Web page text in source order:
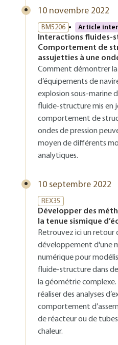
10 novembre 2022
BM5206 Article
Interactions fluides-
Comportement de
assujetties à une
Comment démontrer
d’équipements de
explosion sous-marine
fluide-structure mis en
comportement de
ondes de pression
moyen de différents
analytiques.
10 septembre 2022
REX35
Développer des
la tenue sismique
Retrouvez ici un retour
développement d'une
numérique pour
fluide-structure dans
la géométrie
réaliser des analyses
comportement
de réacteur ou de tubes
chaleur.